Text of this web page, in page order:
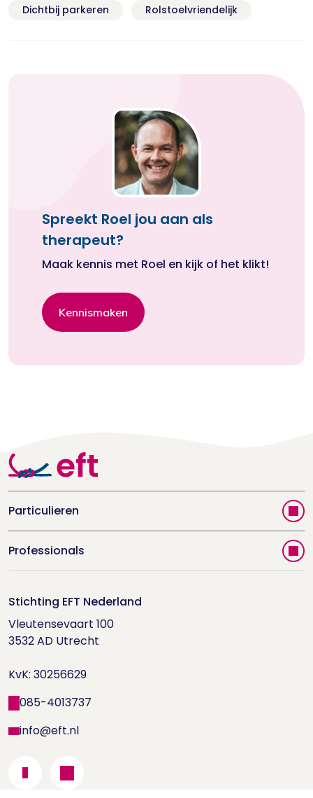
Dichtbij parkeren
Rolstoelvriendelijk
Spreekt Roel jou aan als
therapeut?
Maak kennis met Roel en kijk of het klikt!
Kennismaken
Particulieren
Vind jouw therapeut
Videoportal
Doe de relatietest
Houd me Vast-bijeenkomsten
Professionals
Trainingen
Supervisorenlijst
Nieuwsbrief ontvangen?
Wetenschappelijk onderzoek
Stichting EFT Nederland
Vleutensevaart 100
3532 AD Utrecht
KvK: 30256629
085-4013737
info@eft.nl